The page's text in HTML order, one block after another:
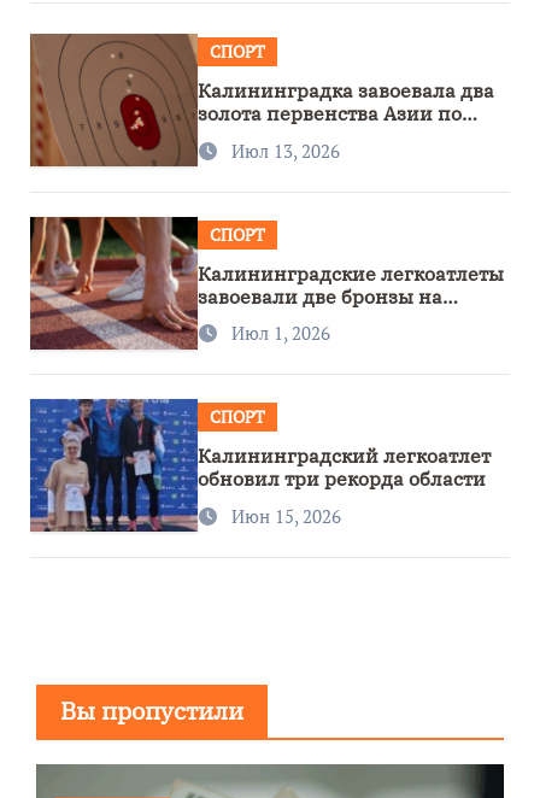
СПОРТ
Калининградка завоевала два
золота первенства Азии по
метанию ножа
Июл 13, 2026
СПОРТ
Калининградские легкоатлеты
завоевали две бронзы на
первенстве России
Июл 1, 2026
СПОРТ
Калининградский легкоатлет
обновил три рекорда области
Июн 15, 2026
Вы пропустили